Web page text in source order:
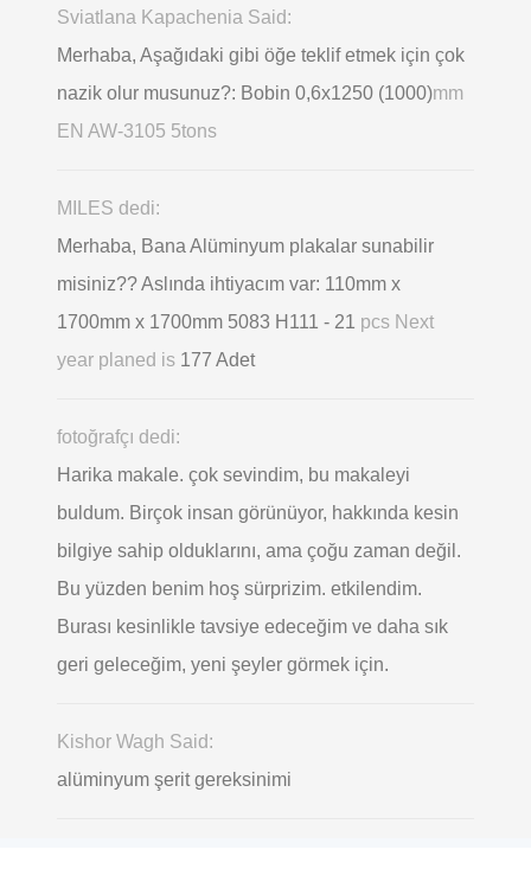
Sviatlana Kapachenia Said:
Merhaba, Aşağıdaki gibi öğe teklif etmek için çok
nazik olur musunuz?: Bobin 0,6х1250 (1000)mm
EN AW-3105 5tons
MILES dedi:
Merhaba, Bana Alüminyum plakalar sunabilir
misiniz?? Aslında ihtiyacım var: 110mm x
1700mm x 1700mm 5083 H111 - 21 pcs Next
year planed is 177 Adet
fotoğrafçı dedi:
Harika makale. çok sevindim, bu makaleyi
buldum. Birçok insan görünüyor, hakkında kesin
bilgiye sahip olduklarını, ama çoğu zaman değil.
Bu yüzden benim hoş sürprizim. etkilendim.
Burası kesinlikle tavsiye edeceğim ve daha sık
geri geleceğim, yeni şeyler görmek için.
Kishor Wagh Said:
alüminyum şerit gereksinimi